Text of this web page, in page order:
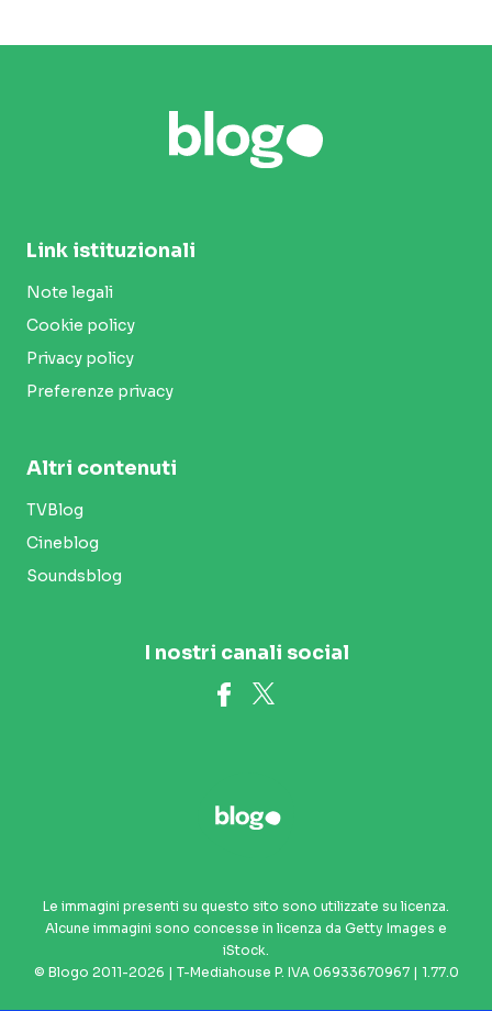
Link istituzionali
Note legali
Cookie policy
Privacy policy
Preferenze privacy
Altri contenuti
TVBlog
Cineblog
Soundsblog
I nostri canali social
Le immagini presenti su questo sito sono utilizzate su licenza.
Alcune immagini sono concesse in licenza da Getty Images e
iStock.
© Blogo 2011-2026 | T-Mediahouse P. IVA 06933670967 | 1.77.0